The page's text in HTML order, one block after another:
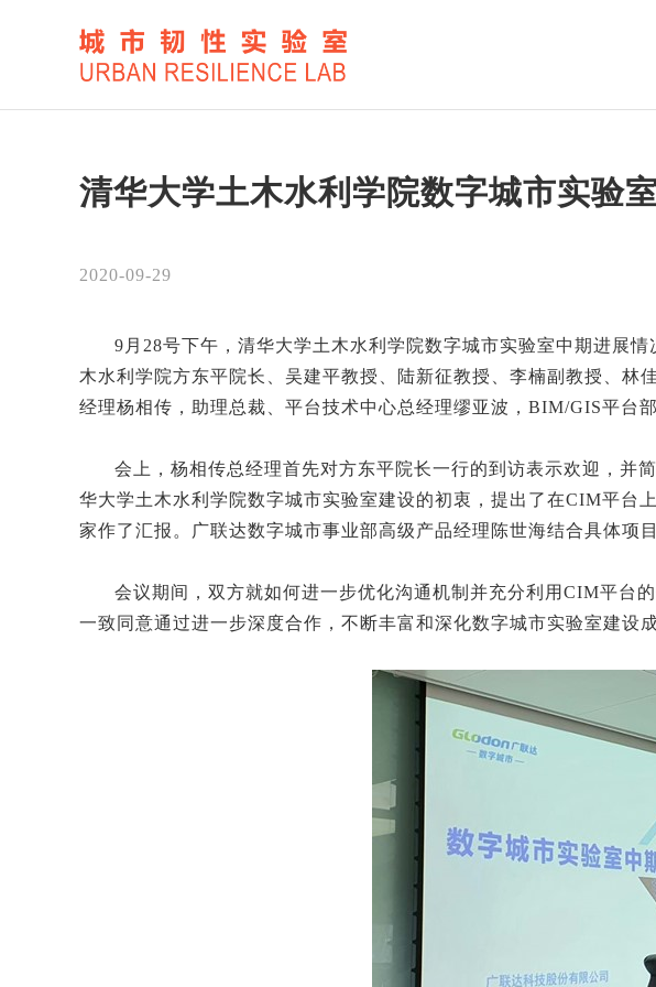
清华大学土木水利学院数字城市实验
2020-09-29
9月28号下午，清华大学土木水利学院数字城市实验室中期进展
木水利学院方东平院长、吴建平教授、陆新征教授、李楠副教授、
经理杨相传，助理总裁、平台技术中心总经理缪亚波，BIM/GIS平台
会上，杨相传总经理首先对方东平院长一行的到访表示欢迎，并
华大学土木水利学院数字城市实验室建设的初衷，提出了在CIM平台
家作了汇报。广联达数字城市事业部高级产品经理陈世海结合具体项
会议期间，双方就如何进一步优化沟通机制并充分利用CIM平台
一致同意通过进一步深度合作，不断丰富和深化数字城市实验室建设